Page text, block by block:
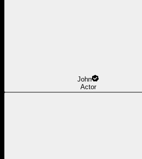
John
Actor